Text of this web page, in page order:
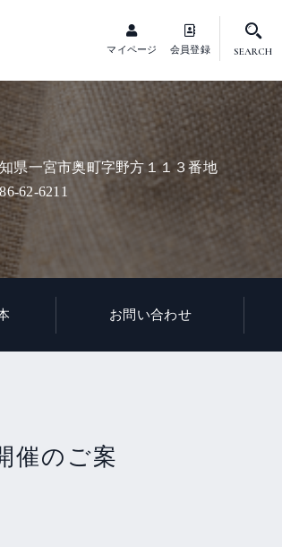
マイページ 会員登録 SEARCH
県一宮市奥町字野方１１３番地
62-6211
お問い合わせ
催のご案